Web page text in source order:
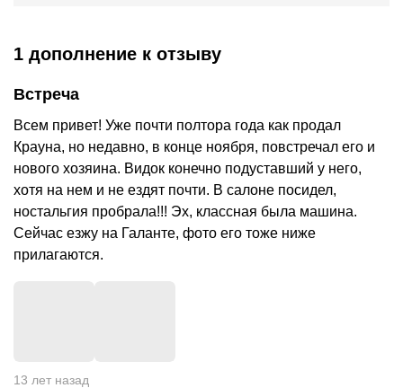
1 дополнение к отзыву
Встреча
Всем привет! Уже почти полтора года как продал
Крауна, но недавно, в конце ноября, повстречал его и
нового хозяина. Видок конечно подуставший у него,
хотя на нем и не ездят почти. В салоне посидел,
ностальгия пробрала!!! Эх, классная была машина.
Сейчас езжу на Галанте, фото его тоже ниже
прилагаются.
13 лет назад